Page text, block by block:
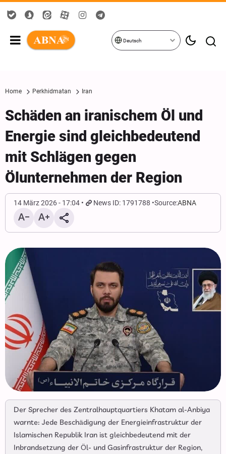
Deutsch
Home Perkhidmatan Iran
Schäden an iranischem Öl und
Energie sind gleichbedeutend
mit Schlägen gegen
Ölunternehmen der Region
14 März 2026 - 17:04 News ID: 1791788 Source:ABNA
Der Sprecher des Zentralhauptquartiers Khatam al-Anbiya
warnte: Jede Beschädigung der Energieinfrastruktur der
Islamischen Republik Iran ist gleichbedeutend mit der
Inbrandsetzung der Öl- und Gasinfrastruktur der Region,